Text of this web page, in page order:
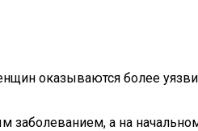
оказываются более
а на начальном